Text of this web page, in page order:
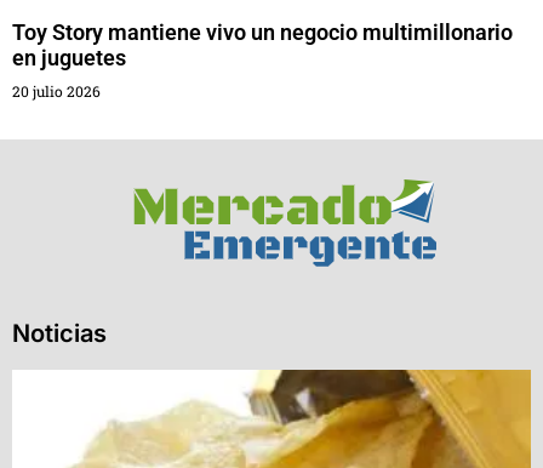
Toy Story mantiene vivo un negocio multimillonario
en juguetes
20 julio 2026
Noticias